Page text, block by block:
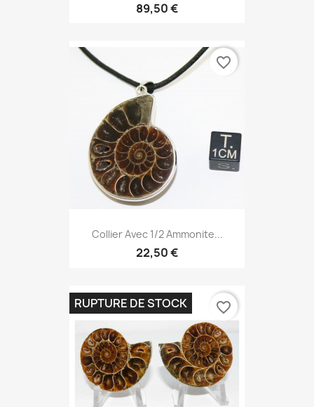
89,50 €
Collier Avec 1/2 Ammonite...
22,50 €
favorite_border
RUPTURE DE STOCK favorite_border